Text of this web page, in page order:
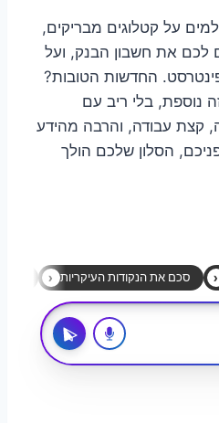
על קטלוגים מבריקים,
לכם את חשבון הבנק, ועל
החדשות הטובות?
נוספת, בלי ריב עם
קצת עבודה, והרבה מהידע
הסלון שלכם הולך